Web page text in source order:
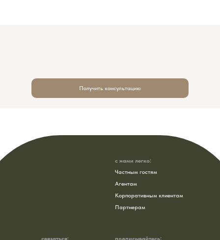
Получить консультацию
с нами легко:
Частным гостям
Агентам
Корпоративным клиентам
Партнерам
связаться: подписывайтесь: